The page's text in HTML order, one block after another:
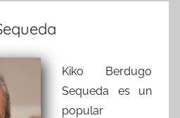
Kiko Berdugo
Sequeda es un
popular